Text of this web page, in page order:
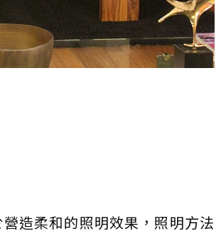
造柔和的照明效果，照明方法